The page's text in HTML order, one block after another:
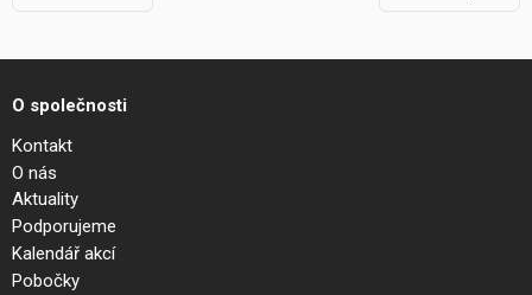
O společnosti
Kontakt
O nás
Aktuality
Podporujeme
Kalendář akcí
Pobočky